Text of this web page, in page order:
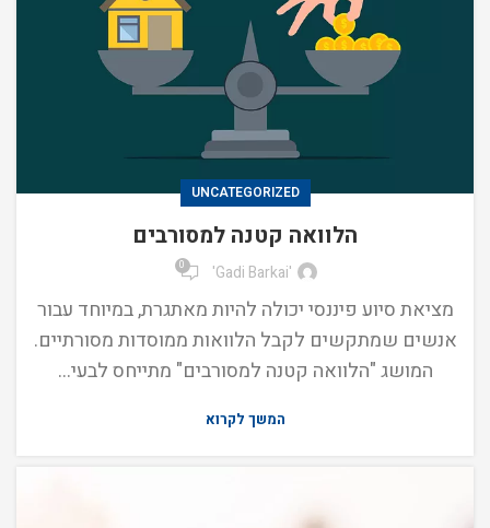
UNCATEGORIZED
הלוואה קטנה למסורבים
'Gadi Barkai'
0
מציאת סיוע פיננסי יכולה להיות מאתגרת, במיוחד עבור
אנשים שמתקשים לקבל הלוואות ממוסדות מסורתיים.
המושג "הלוואה קטנה למסורבים" מתייחס לבעי...
המשך לקרוא